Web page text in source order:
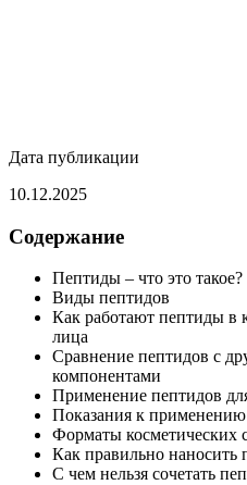
Дата публикации
10.12.2025
Содержание
Пептиды – что это такое?
Виды пептидов
Как работают пептиды в
лица
Сравнение пептидов с
компонентами
Применение пептидов
Показания к
Форматы косметических
Как правильно наносить
С чем нельзя сочетать